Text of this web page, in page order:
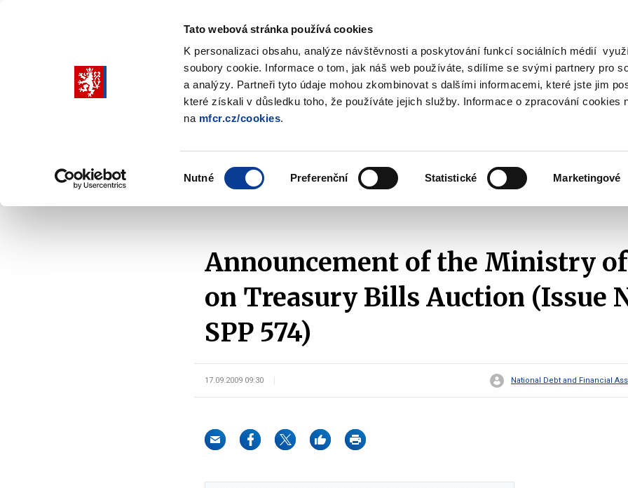
Tato webová stránka používá cookies
K personalizaci obsahu, analýze návštěvnosti a poskytování funkcí sociálních médií
soubory cookie. Informace o tom, jak náš web používáte, sdílíme se svými partnery pro
a analýzy. Partneři tyto údaje mohou zkombinovat s dalšími informacemi, které jste jim
které získali v důsledku toho, že používáte jejich služby. Informace o zpracování cookies
na mfcr.cz/cookies.
Nutné Preferenční Statistické Marketingové
Search
submenu
policy
submenu
Taxes
submenu
Announcement of the Ministry
on Treasury Bills Auction (Issue
SPP 574)
17.09.2009 09:30 National Debt and Financial